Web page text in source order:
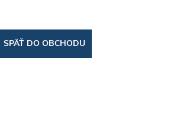
SPÄŤ DO OBCHODU